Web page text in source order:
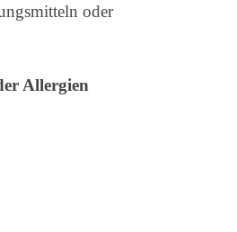
oder
Allergien